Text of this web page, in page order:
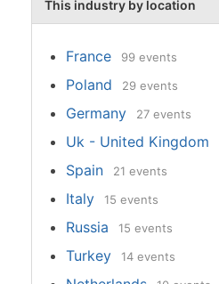
This industry by location
France 99 events
Poland 29 events
Germany 27 events
Uk - United Kingdom
Spain 21 events
Italy 15 events
Russia 15 events
Turkey 14 events